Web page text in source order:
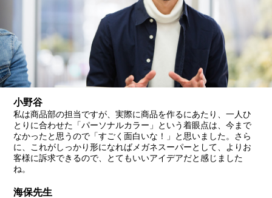
小野谷
私は商品部の担当ですが、実際に商品を作るにあたり、一人ひ
とりに合わせた「パーソナルカラー」という着眼点は、今まで
なかったと思うので「すごく面白いな！」と思いました。さら
に、これがしっかり形になればメガネスーパーとして、よりお
客様に訴求できるので、とてもいいアイデアだと感じました
ね。
海保先生